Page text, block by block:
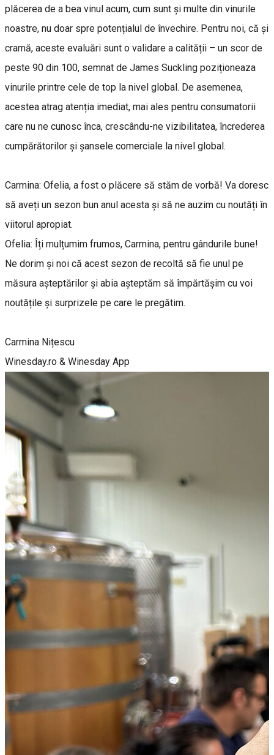
plăcerea de a bea vinul acum, cum sunt și multe din vinurile
noastre, nu doar spre potențialul de învechire. Pentru noi, că și
cramă, aceste evaluări sunt o validare a calității – un scor de
peste 90 din 100, semnat de James Suckling poziționeaza
vinurile printre cele de top la nivel global. De asemenea,
acestea atrag atenția imediat, mai ales pentru consumatorii
care nu ne cunosc înca, crescându-ne vizibilitatea, încrederea
cumpărătorilor și șansele comerciale la nivel global.
Carmina: Ofelia, a fost o plăcere să stăm de vorbă! Va doresc
să aveți un sezon bun anul acesta și să ne auzim cu noutăți în
viitorul apropiat.
Ofelia: Îți mulțumim frumos, Carmina, pentru gândurile bune!
Ne dorim și noi că acest sezon de recoltă să fie unul pe
măsura așteptărilor și abia așteptăm să împărtășim cu voi
noutățile și surprizele pe care le pregătim.
Carmina Nițescu
Winesday.ro & Winesday App